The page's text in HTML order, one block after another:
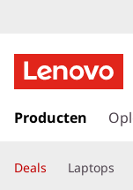
a
a
Producten
Deals Laptops